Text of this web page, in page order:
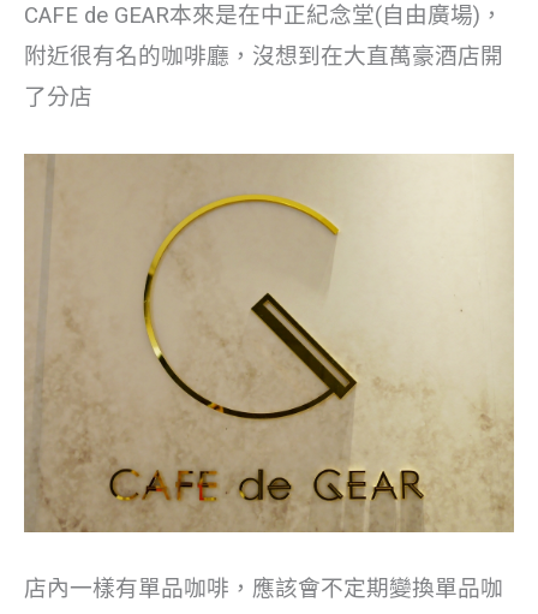
CAFE de GEAR本來是在中正紀念堂(自由廣場)，
附近很有名的咖啡廳，沒想到在大直萬豪酒店開
了分店
店內一樣有單品咖啡，應該會不定期變換單品咖